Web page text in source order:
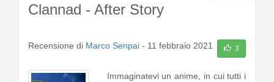
Clannad - After Story
Recensione di Marco Senpai - 11 febbraio 2021 3
Immaginatevi un anime, in cui tutti i